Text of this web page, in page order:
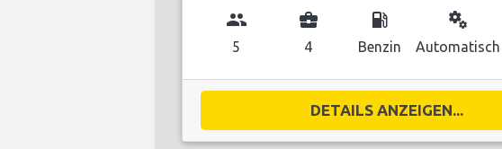
group
5
business_center
4
local_gas_station
Benzin
miscellaneous_services
Automatisch
DETAILS ANZEIGEN...